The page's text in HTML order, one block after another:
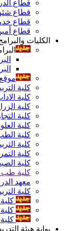
قطاع
قطاع
قطاع
قطاع
الكليات
كلية
كلية
كلية
كلية
كلية
كلية
كلية
كلية
كلية
كلية طب
معهد
كلية
بوابة هيئة